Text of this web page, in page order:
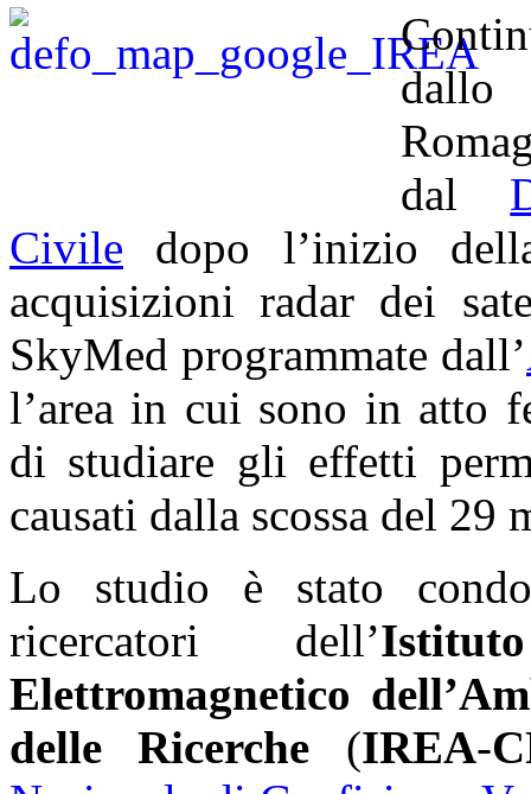
dallo
dal
Civile dopo l’inizio
acquisizioni radar dei
SkyMed programmate dall’
l’area in cui sono in atto
di studiare gli effetti
causati dalla scossa del 29
Lo studio è stato
ricercatori dell’
Elettromagnetico
delle Ricerche (IREA-